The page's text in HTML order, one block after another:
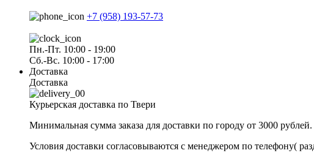
+7 (958) 193-57-73
Пн.-Пт. 10:00 - 19:00
Сб.-Вс. 10:00 - 17:00
Доставка
Доставка
Курьерская доставка по Твери
Минимальная сумма заказа для доставки по городу от 3000 рублей.
Условия доставки согласовываются с менеджером по телефону(